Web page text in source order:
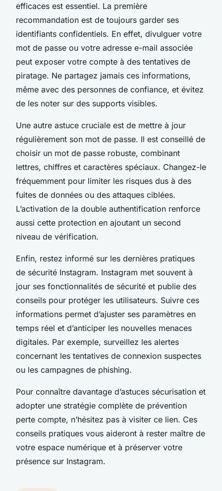
efficaces est essentiel. La première
recommandation est de toujours garder ses
identifiants confidentiels. En effet, divulguer votre
mot de passe ou votre adresse e-mail associée
peut exposer votre compte à des tentatives de
piratage. Ne partagez jamais ces informations,
même avec des personnes de confiance, et évitez
de les noter sur des supports visibles.
Une autre astuce cruciale est de mettre à jour
régulièrement son mot de passe. Il est conseillé de
choisir un mot de passe robuste, combinant
lettres, chiffres et caractères spéciaux. Changez-le
fréquemment pour limiter les risques dus à des
fuites de données ou des attaques ciblées.
L’activation de la double authentification renforce
aussi cette protection en ajoutant un second
niveau de vérification.
Enfin, restez informé sur les dernières pratiques
de sécurité Instagram. Instagram met souvent à
jour ses fonctionnalités de sécurité et publie des
conseils pour protéger les utilisateurs. Suivre ces
informations permet d’ajuster ses paramètres en
temps réel et d’anticiper les nouvelles menaces
digitales. Par exemple, surveillez les alertes
concernant les tentatives de connexion suspectes
ou les campagnes de phishing.
Pour connaître davantage d’astuces sécurisation et
adopter une stratégie complète de prévention
perte compte, n’hésitez pas à visiter ce lien. Ces
conseils pratiques vous aideront à rester maître de
votre espace numérique et à préserver votre
présence sur Instagram.